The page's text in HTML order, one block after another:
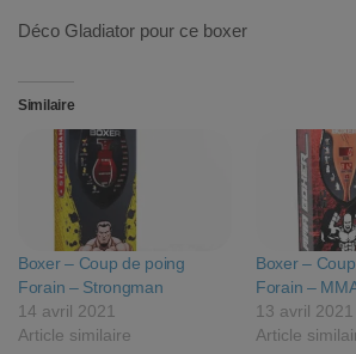
Déco Gladiator pour ce boxer
Similaire
Boxer – Coup de poing
Forain – Strongman
14 avril 2021
Article similaire
Boxer –
Forain –
13 avril 2021
Article